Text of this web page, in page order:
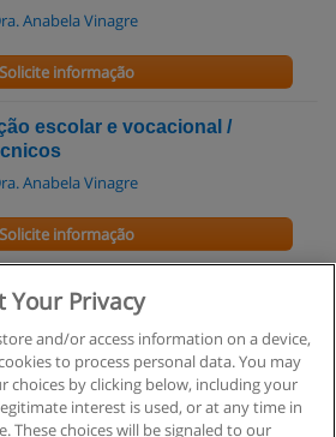
Anabela Vinagre
Solicite informação
escolar e vocacional /
Anabela Vinagre
Solicite informação
Formação
Solicite informação
Your Privacy
and/or access information on a device,
to process personal data. You may
choices by clicking below, including your
interest is used, or at any time in
These choices will be signaled to our